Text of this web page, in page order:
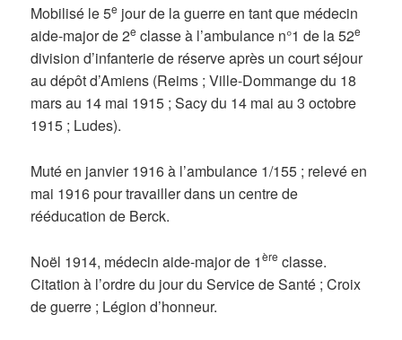
Mobilisé le 5e jour de la guerre en tant que médecin
aide-major de 2e classe à l’ambulance n°1 de la 52e
division d’infanterie de réserve après un court séjour
au dépôt d’Amiens (Reims ; Ville-Dommange du 18
mars au 14 mai 1915 ; Sacy du 14 mai au 3 octobre
1915 ; Ludes).
Muté en janvier 1916 à l’ambulance 1/155 ; relevé en
mai 1916 pour travailler dans un centre de
rééducation de Berck.
Noël 1914, médecin aide-major de 1ère classe.
Citation à l’ordre du jour du Service de Santé ; Croix
de guerre ; Légion d’honneur.